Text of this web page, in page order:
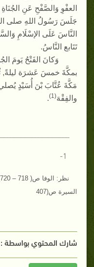
العفْوِ وَالصَّفْحِ عَنِ
جَلَسَ رَسُولُ اللهِ صلى
النَّاسَ عَلَى الإسْلَامِ
تَتَابع النَّاسُ.
وَكانَ الفَتْحُ يَومَ
بمكَّةَ خمسَ عَشرَة ليلةً,
مَكَّةَ عُتَّابَ بْنَ أُسَيْدٍ
والفِقْهَ(
1
)
.
نظر : الوفا ص( 718 – 720),
السيرة ص(407
شارك المحتوي بواسطة :